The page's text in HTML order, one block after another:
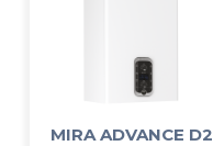
MIRA ADVANCE D2